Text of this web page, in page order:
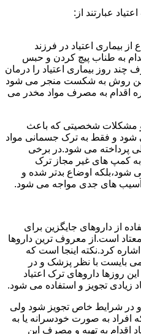
عبارتند از:
بیماری اعتیاد در فرزند
به طناب پیچ کردن و حبس
روز بیماری اعتیاد را درمان
این روش به شکست منجر می شود
اقدام به مصرف مواد مخدر می
و مشکلات شخصیتی که باعث
شود و فقط به ترک جسمانی مواد
پرداخته می شود.در برخی
به کمپ های غیر مجاز ترک
شود،بلکه اوضاع بدتر شده و
آسیب های جدی مواجه می شود.
از داروهای جایگزین برای
است.از معروف ترین داروها
کرد.نکته اینجا است که
بایست با نظر پزشک و در
روزها داروهای ترک اعتیاد
زیادی تجویز و استفاده می شود.
و در شرایط خاص تجویز شود ولی
به صورت خودسرانه یا به
اقدام به تهیه و مصرف این